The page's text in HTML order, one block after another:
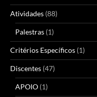
Atividades (88)
Palestras (1)
Critérios Específicos (1)
Discentes (47)
APOIO (1)